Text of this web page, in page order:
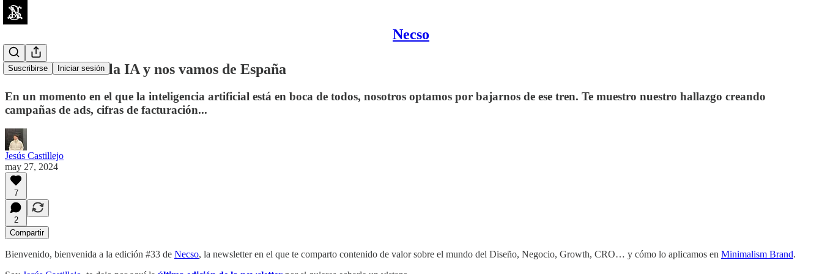
Necso
Suscribirse Iniciar sesión
Decimos adiós a la IA y nos vamos de España
En un momento en el que la inteligencia artificial está en boca de todos, nosotros optamos por bajarnos de ese tren. Te muestro nuestro hallazgo creando
campañas de ads, cifras de facturación...
Jesús Castillejo
may 27, 2024
7
2
Compartir
Bienvenido, bienvenida a la edición #33 de Necso, la newsletter en el que te comparto contenido de valor sobre el mundo del Diseño, Negocio, Growth, CRO… y cómo lo aplicamos en Minimalism Brand.